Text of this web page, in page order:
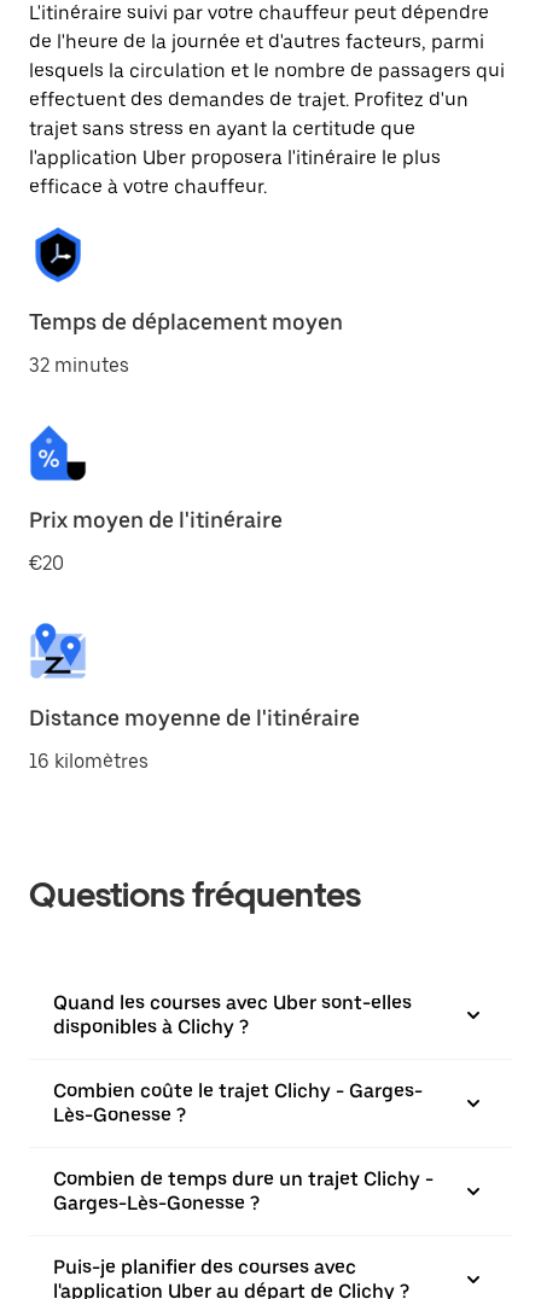
L'itinéraire suivi par votre chauffeur peut dépendre
de l'heure de la journée et d'autres facteurs, parmi
lesquels la circulation et le nombre de passagers qui
effectuent des demandes de trajet. Profitez d'un
trajet sans stress en ayant la certitude que
l'application Uber proposera l'itinéraire le plus
efficace à votre chauffeur.
Temps de déplacement moyen
32 minutes
Prix moyen de l'itinéraire
€20
Distance moyenne de l'itinéraire
16 kilomètres
Questions fréquentes
Quand les courses avec Uber sont-elles
disponibles à Clichy ?
Combien coûte le trajet Clichy - Garges-
Lès-Gonesse ?
Combien de temps dure un trajet Clichy -
Garges-Lès-Gonesse ?
Puis-je planifier des courses avec
l'application Uber au départ de Clichy ?